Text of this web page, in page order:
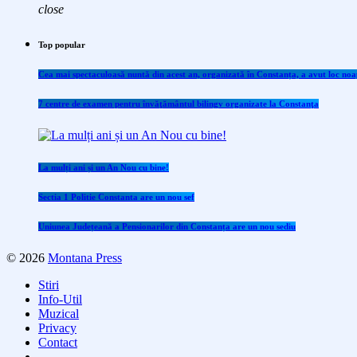
close
Top popular
Cea mai spectaculoasă nuntă din acest an, organizată în Constanța, a avut loc
7 centre de examen pentru învăţământul bilingv organizate la Constanţa
La mulți ani și un An Nou cu bine!
Sectia 1 Politie Constanta are un nou sef
Uniunea Județeană a Pensionarilor din Constanța are un nou sediu
© 2026 Montana Press
Stiri
Info-Util
Muzical
Privacy
Contact